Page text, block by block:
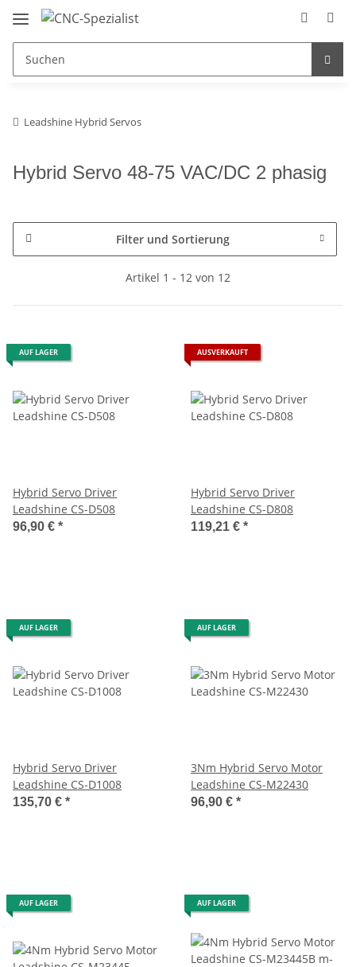
Leadshine Hybrid Servos
Hybrid Servo 48-75 VAC/DC 2 phasig
Filter und Sortierung
Artikel 1 - 12 von 12
AUF LAGER
Hybrid Servo Driver
Leadshine CS-D508
96,90 € *
AUSVERKAUFT
Hybrid Servo Driver
Leadshine CS-D808
119,21 € *
AUF LAGER
Hybrid Servo Driver
Leadshine CS-D1008
135,70 € *
AUF LAGER
3Nm Hybrid Servo Motor
Leadshine CS-M22430
96,90 € *
AUF LAGER AUF LAGER